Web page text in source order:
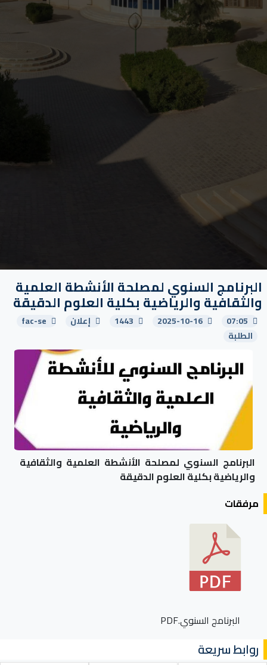
البرنامج السنوي لمصلحة الأنشطة العلمية
والثقافية والرياضية بكلية العلوم الدقيقة
07:05
2025-10-16
1443 إعلان
fac-se
الطلبة
البرنامج السنوي لمصلحة الأنشطة العلمية والثقافية
والرياضية بكلية العلوم الدقيقة
مرفقات
البرنامج السنوي.PDF
روابط سريعة